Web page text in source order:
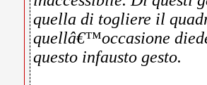
quella di togliere il
quellâ€™occasione
questo infausto gesto.